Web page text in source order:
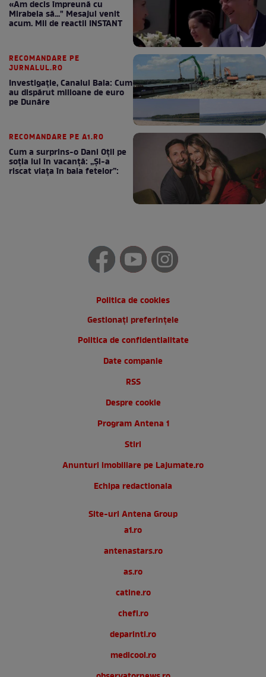
«Am decis împreună cu
Mirabela să..." Mesajul venit
acum. Mii de reactii INSTANT
RECOMANDARE PE
JURNALUL.RO
Investigație, Canalul Bala: Cum
au dispărut milioane de euro
pe Dunăre
RECOMANDARE PE A1.RO
Cum a surprins-o Dani Oțil pe
soția lui în vacanță: „Și-a
riscat viața în baia fetelor”:
Politica de cookies
Gestionați preferințele
Politica de confidentialitate
Date companie
RSS
Despre cookie
Program Antena 1
Stiri
Anunturi imobiliare pe Lajumate.ro
Echipa redactionala
Site-uri Antena Group
a1.ro
antenastars.ro
as.ro
catine.ro
chefi.ro
deparinti.ro
medicool.ro